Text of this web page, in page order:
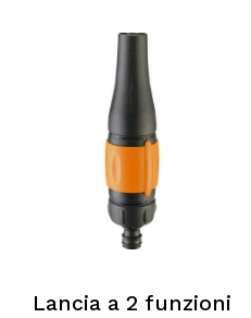
Lancia a 2 funzioni